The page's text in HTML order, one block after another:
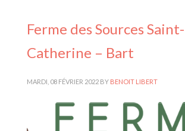
Ferme des Sources Saint-
Catherine – Bart
MARDI, 08 FÉVRIER 2022 BY BENOIT LIBERT